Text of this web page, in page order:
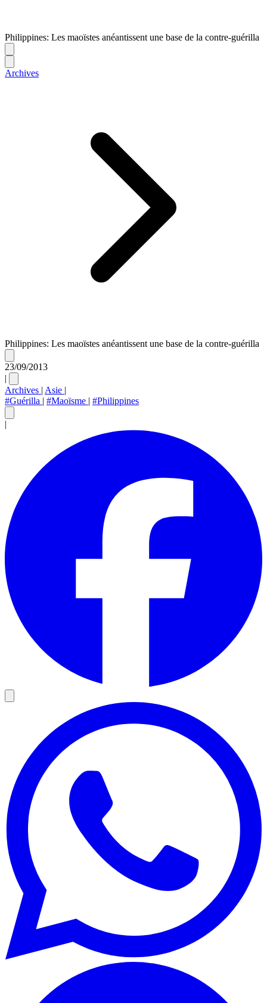
Philippines: Les maoïstes anéantissent une base de la contre-guérilla
Archives
Philippines: Les maoïstes anéantissent une base de la contre-guérilla
23/09/2013
|
Archives | Asie |
#Guérilla | #Maoïsme | #Philippines
|